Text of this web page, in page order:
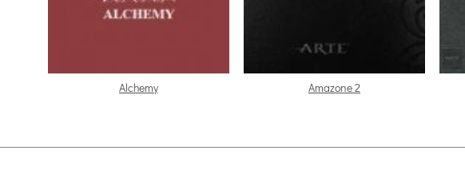
Alchemy Amazone 2